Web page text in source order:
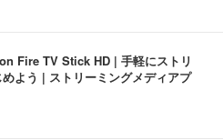
Fire TV Stick HD | 手軽にストリ
よう | ストリーミングメディアプ